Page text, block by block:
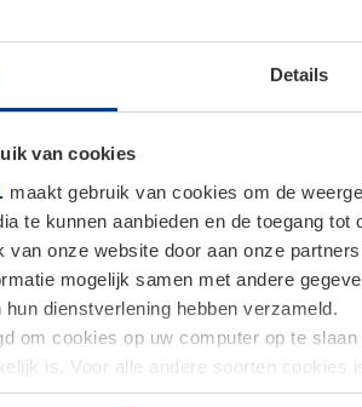
Details
van cookies
maakt gebruik van cookies om de
te kunnen aanbieden en de toegang
van onze website door aan onze
mogelijk samen met andere
dienstverlening hebben verzameld.
om cookies op uw computer op te
is. Voor alle andere soorten
de cookies op pagina